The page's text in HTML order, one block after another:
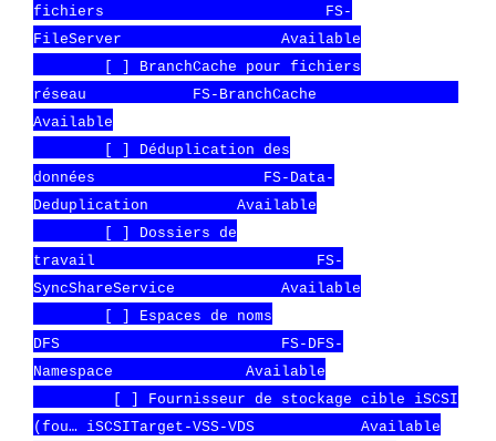
fichiers FS-
FileServer Available
[ ] BranchCache pour fichiers
réseau FS-BranchCache
Available
[ ] Déduplication des
données FS-Data-
Deduplication Available
[ ] Dossiers de
travail FS-
SyncShareService Available
[ ] Espaces de noms
DFS FS-DFS-
Namespace Available
[ ] Fournisseur de stockage cible iSCSI
(fou… iSCSITarget-VSS-VDS Available